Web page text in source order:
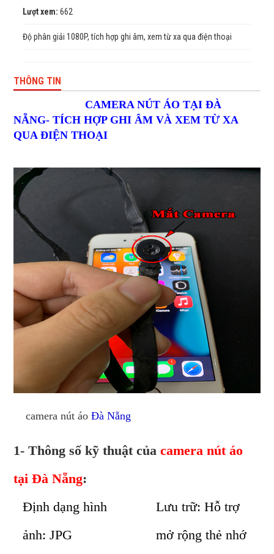
Lượt xem: 662
Độ phân giải 1080P, tích hợp ghi âm, xem từ xa qua điện thoại
THÔNG TIN
CAMERA NÚT ÁO TẠI ĐÀ
NẴNG- TÍCH HỢP GHI ÂM VÀ XEM TỪ XA
QUA ĐIỆN THOẠI
camera nút áoĐà Nẵng
1- Thông số kỹ thuật củacamera nút áo
tại Đà Nẵng:
Định dạng hình
ảnh: JPG
Lưu trữ: Hỗ trợ
mở rộng thẻ nhớ